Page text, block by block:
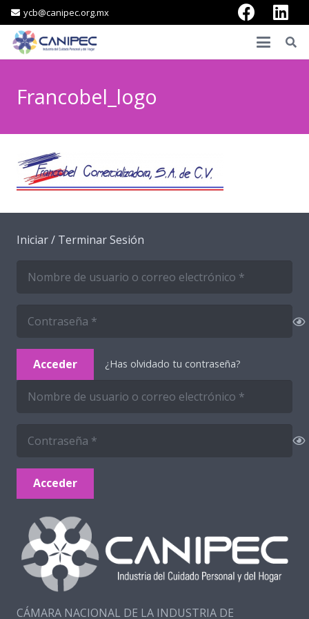
ycb@canipec.org.mx
Francobel_logo
Iniciar / Terminar Sesión
Acceder ¿Has olvidado tu contraseña?
Acceder
CÁMARA NACIONAL DE LA INDUSTRIA DE